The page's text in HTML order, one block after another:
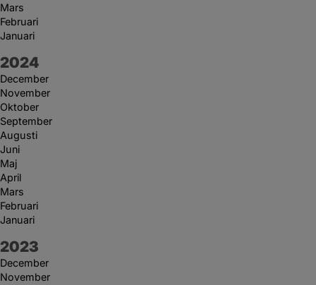
Mars
Februari
Januari
År:
2024
December
November
Oktober
September
Augusti
Juni
Maj
April
Mars
Februari
Januari
År:
2023
December
November